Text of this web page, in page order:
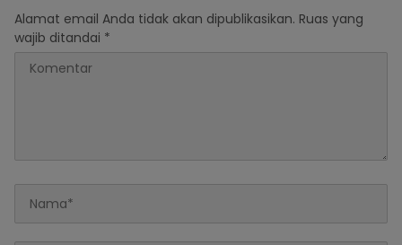
Alamat email Anda tidak akan dipublikasikan. Ruas yang
wajib ditandai *